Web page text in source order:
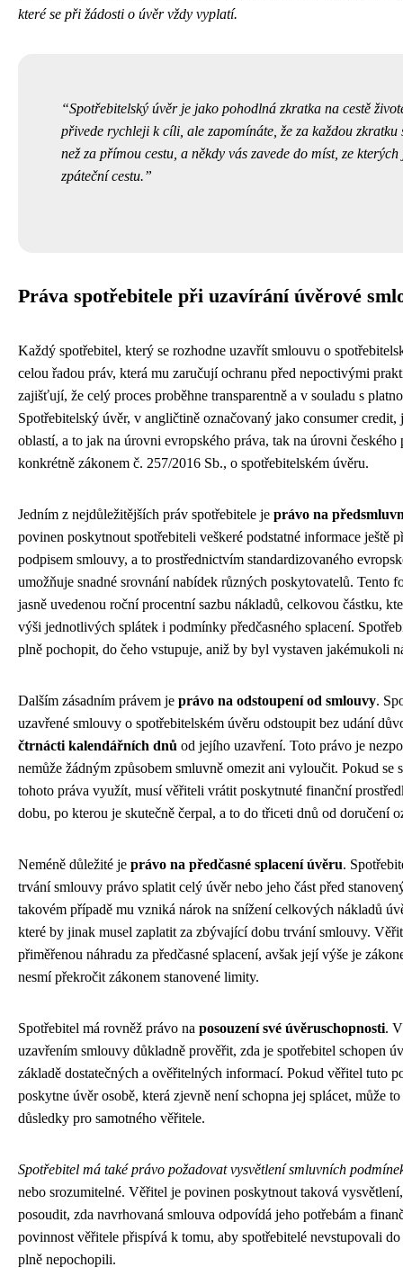
které se při žádosti o úvěr vždy vyplatí.
Spotřebitelský úvěr je jako pohodlná zkratka na cestě
přivede rychleji k cíli, ale zapomínáte, že za každou zkratku
než za přímou cestu, a někdy vás zavede do míst, ze
zpáteční cestu.
Práva spotřebitele při uzavírání úvěrové
Každý spotřebitel, který se rozhodne uzavřít smlouvu o
celou řadou práv, která mu zaručují ochranu před nepoctivými
zajišťují, že celý proces proběhne transparentně a v souladu s
Spotřebitelský úvěr, v angličtině označovaný jako consumer credit,
oblastí, a to jak na úrovni evropského práva, tak na úrovni českého
konkrétně zákonem č. 257/2016 Sb., o spotřebitelském úvěru.
Jedním z nejdůležitějších práv spotřebitele je právo na
povinen poskytnout spotřebiteli veškeré podstatné informace ještě
podpisem smlouvy, a to prostřednictvím standardizovaného
umožňuje snadné srovnání nabídek různých poskytovatelů. Tento
jasně uvedenou roční procentní sazbu nákladů, celkovou částku,
výši jednotlivých splátek i podmínky předčasného splacení.
plně pochopit, do čeho vstupuje, aniž by byl vystaven jakémukoli
Dalším zásadním právem je právo na odstoupení od smlouvy.
uzavřené smlouvy o spotřebitelském úvěru odstoupit bez udání
čtrnácti kalendářních dnů od jejího uzavření. Toto právo je
nemůže žádným způsobem smluvně omezit ani vyloučit. Pokud se
tohoto práva využít, musí věřiteli vrátit poskytnuté finanční
dobu, po kterou je skutečně čerpal, a to do třiceti dnů od doručení
Neméně důležité je právo na předčasné splacení úvěru.
trvání smlouvy právo splatit celý úvěr nebo jeho část před
takovém případě mu vzniká nárok na snížení celkových nákladů
které by jinak musel zaplatit za zbývající dobu trvání smlouvy.
přiměřenou náhradu za předčasné splacení, avšak její výše je
nesmí překročit zákonem stanovené limity.
Spotřebitel má rovněž právo na posouzení své úvěruschopnosti.
uzavřením smlouvy důkladně prověřit, zda je spotřebitel schopen
základě dostatečných a ověřitelných informací. Pokud věřitel tuto
poskytne úvěr osobě, která zjevně není schopna jej splácet, může
důsledky pro samotného věřitele.
Spotřebitel má také právo požadovat vysvětlení smluvních
nebo srozumitelné. Věřitel je povinen poskytnout taková
posoudit, zda navrhovaná smlouva odpovídá jeho potřebám a
povinnost věřitele přispívá k tomu, aby spotřebitelé nevstupovali
plně nepochopili.